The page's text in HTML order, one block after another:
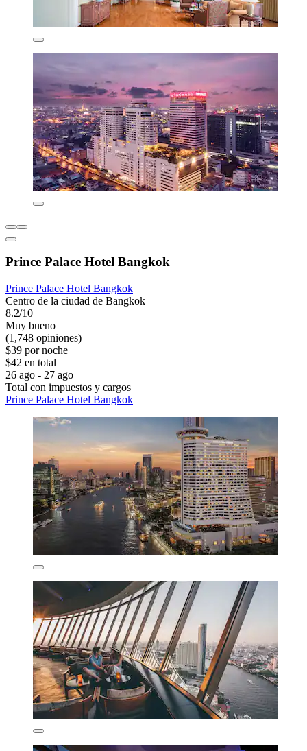
Prince Palace Hotel Bangkok
Prince Palace Hotel Bangkok
Centro de la ciudad de Bangkok
8.2/10
Muy bueno
(1,748 opiniones)
$39 por noche
$42 en total
26 ago - 27 ago
Total con impuestos y cargos
Prince Palace Hotel Bangkok